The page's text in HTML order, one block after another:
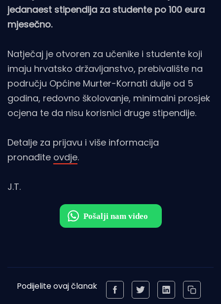
jedanaest stipendija za studente po 100 eura
mjesečno.
Natječaj je otvoren za učenike i studente koji
imaju hrvatsko državljanstvo, prebivalište na
području Općine Murter-Kornati dulje od 5
godina, redovno školovanje, minimalni prosjek
ocjena te da nisu korisnici druge stipendije.
Detalje za prijavu i više informacija
pronađite ovdje.
J.T.
Podijelite ovaj članak